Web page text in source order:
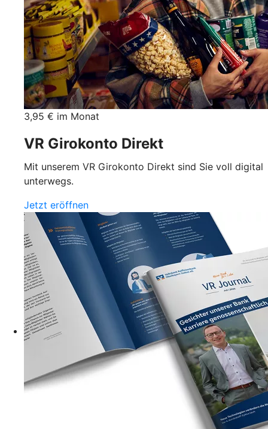
3,95 € im Monat
VR Girokonto Direkt
Mit unserem VR Girokonto Direkt sind Sie voll digital
unterwegs.
Jetzt eröffnen